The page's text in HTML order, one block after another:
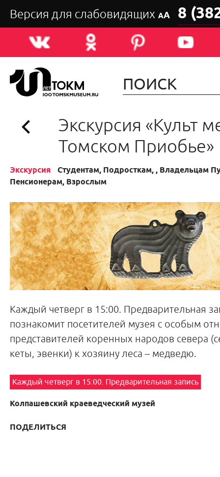
Версия для слабовидящих АА 8
Экскурсия «Культ
Томском Приобье»
Экскурсия
Студентам, Подросткам, , Владельцам
Пенсионерам, Взрослым
Каждый четверг в 15:00. Предварительная
познакомит посетителей музея с особым
представителей коренных народов севера
кеты, эвенки) к хозяину леса – медведю.
Каждый четверг в 15:00. Предварительная запись
Колпашевский краеведческий музей
ПОДЕЛИТЬСЯ